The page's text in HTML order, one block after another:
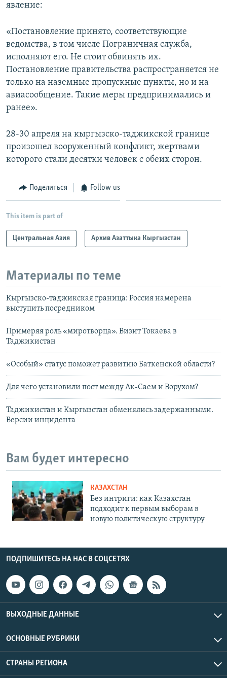
явление:
«Постановление принято, соответствующие
ведомства, в том числе Пограничная служба,
исполняют его. Не стоит обвинять их.
Постановление правительства распространяется не
только на наземные пропускные пункты, но и на
авиасообщение. Такие меры предпринимались и
ранее».
28-30 апреля на кыргызско-таджикской границе
произошел вооруженный конфликт, жертвами
которого стали десятки человек с обеих сторон.
Поделиться Follow us
This item is part of
Центральная Азия Архив Азаттыка Кыргызстан
Материалы по теме
Кыргызско-таджикская граница: Россия намерена
выступить посредником
Примеряя роль «миротворца». Визит Токаева в
Таджикистан
«Особый» статус поможет развитию Баткенской области?
Для чего установили пост между Ак-Саем и Ворухом?
Таджикистан и Кыргызстан обменялись задержанными.
Версии инцидента
Вам будет интересно
КАЗАХСТАН
Без интриги: как Казахстан
подходит к первым выборам в
новую политическую структуру
ПОДПИШИТЕСЬ НА НАС В СОЦСЕТЯХ
ВЫХОДНЫЕ ДАННЫЕ
ОСНОВНЫЕ РУБРИКИ
СТРАНЫ РЕГИОНА